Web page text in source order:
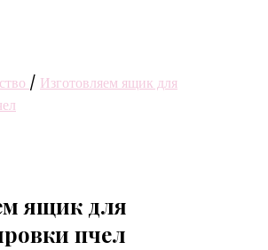
/ Изготовляем ящик для
ящик для
пчел